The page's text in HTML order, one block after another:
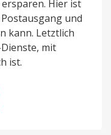
Hier ist
und
kann. Letztlich
mit
ist.